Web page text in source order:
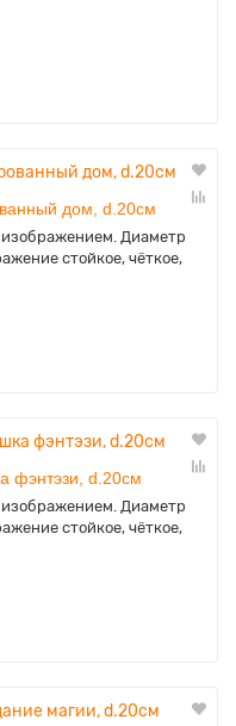
дом, d.20см
Диаметр
стойкое, чёткое,
фэнтэзи, d.20см
Диаметр
стойкое, чёткое,